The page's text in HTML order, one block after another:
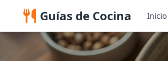
Guías de Cocina Inicio